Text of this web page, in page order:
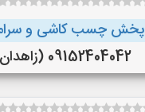
پخش چسب کاشی و
09152404042 (زاهدان )